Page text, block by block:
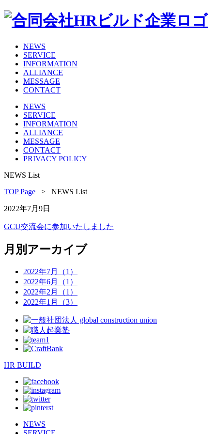
NEWS
SERVICE
INFORMATION
ALLIANCE
MESSAGE
CONTACT
NEWS
SERVICE
INFORMATION
ALLIANCE
MESSAGE
CONTACT
PRIVACY POLICY
NEWS List
TOP Page
> NEWS List
2022年7月9日
GCU交流会に参加いたしました
月別アーカイブ
2022年7月（1）
2022年6月（1）
2022年2月（1）
2022年1月（3）
HR BUILD
NEWS